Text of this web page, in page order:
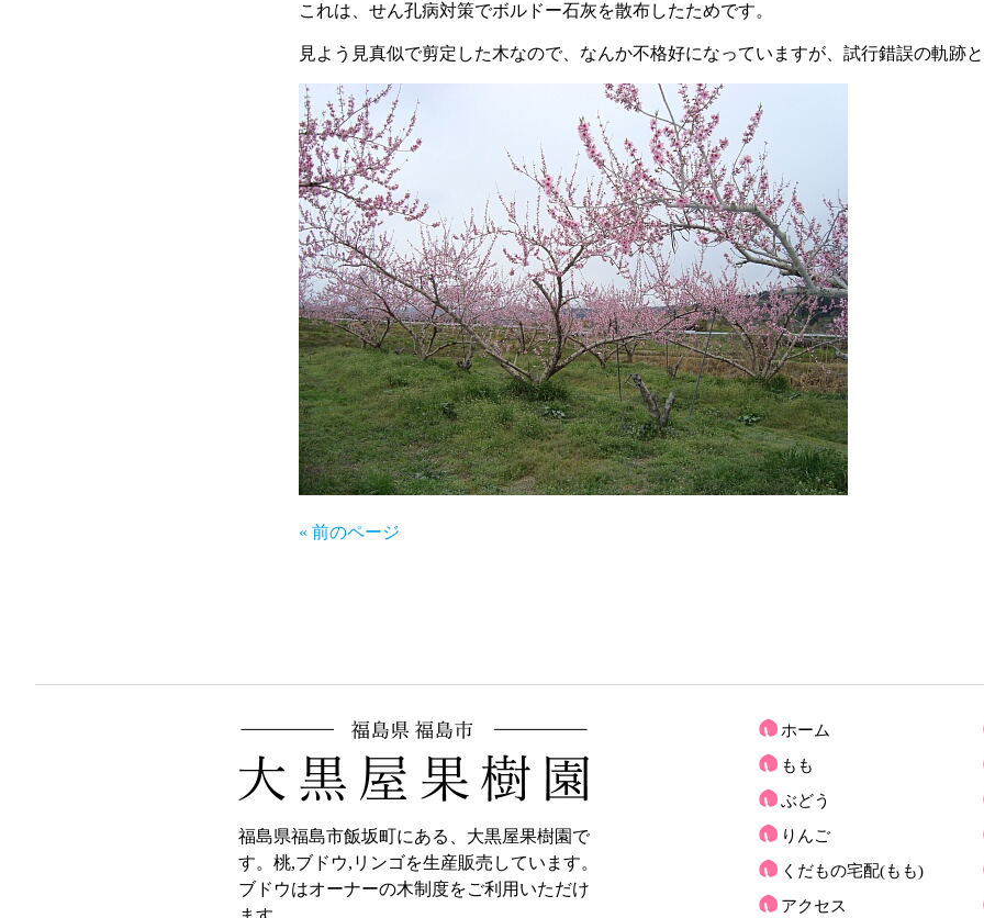
これは、せん孔病対策でボルドー石灰を散布したためです。
見よう見真似で剪定した木なので、なんか不格好になっていますが、試行錯誤の軌跡と
« 前のページ
福島県福島市飯坂町にある、大黒屋果樹園で
す。桃,ブドウ,リンゴを生産販売しています。
ブドウはオーナーの木制度をご利用いただけ
ホーム
もも
ぶどう
りんご
くだもの宅配(もも)
アクセス